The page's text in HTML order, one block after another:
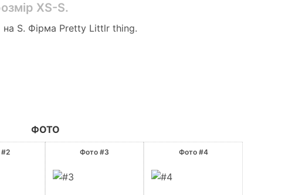
XS-S.
на S. Фірма Pretty Littlr thing.
ФОТО
Фото #3 Фото #4